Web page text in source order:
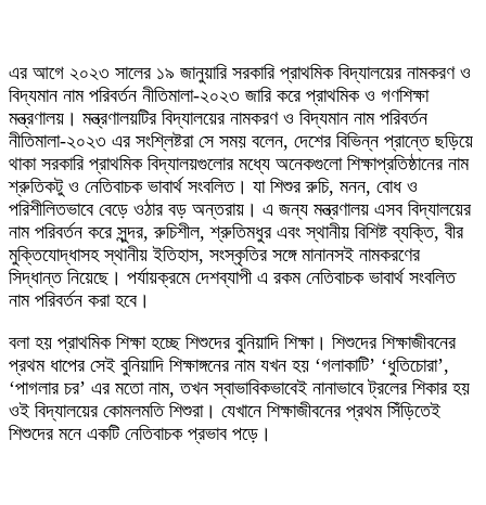
এর আগে ২০২৩ সালের ১৯ জানুয়ারি সরকারি প্রাথমিক বিদ্যালয়ের নামকরণ ও
বিদ্যমান নাম পরিবর্তন নীতিমালা-২০২৩ জারি করে প্রাথমিক ও গণশিক্ষা
মন্ত্রণালয়। মন্ত্রণালয়টির বিদ্যালয়ের নামকরণ ও বিদ্যমান নাম পরিবর্তন
নীতিমালা-২০২৩ এর সংশ্লিষ্টরা সে সময় বলেন, দেশের বিভিন্ন প্রান্তে ছড়িয়ে
থাকা সরকারি প্রাথমিক বিদ্যালয়গুলোর মধ্যে অনেকগুলো শিক্ষাপ্রতিষ্ঠানের নাম
শ্রুতিকটু ও নেতিবাচক ভাবার্থ সংবলিত। যা শিশুর রুচি, মনন, বোধ ও
পরিশীলিতভাবে বেড়ে ওঠার বড় অন্তরায়। এ জন্য মন্ত্রণালয় এসব বিদ্যালয়ের
নাম পরিবর্তন করে সুন্দর, রুচিশীল, শ্রুতিমধুর এবং স্থানীয় বিশিষ্ট ব্যক্তি, বীর
মুক্তিযোদ্ধাসহ স্থানীয় ইতিহাস, সংস্কৃতির সঙ্গে মানানসই নামকরণের
সিদ্ধান্ত নিয়েছে। পর্যায়ক্রমে দেশব্যাপী এ রকম নেতিবাচক ভাবার্থ সংবলিত
নাম পরিবর্তন করা হবে।
বলা হয় প্রাথমিক শিক্ষা হচ্ছে শিশুদের বুনিয়াদি শিক্ষা। শিশুদের শিক্ষাজীবনের
প্রথম ধাপের সেই বুনিয়াদি শিক্ষাঙ্গনের নাম যখন হয় ‘গলাকাটি’ ‘ধুতিচোরা’,
‘পাগলার চর’ এর মতো নাম, তখন স্বাভাবিকভাবেই নানাভাবে ট্রলের শিকার হয়
ওই বিদ্যালয়ের কোমলমতি শিশুরা। যেখানে শিক্ষাজীবনের প্রথম সিঁড়িতেই
শিশুদের মনে একটি নেতিবাচক প্রভাব পড়ে।